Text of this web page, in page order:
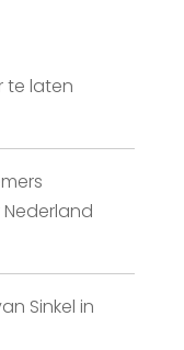
te laten
Sinkel in